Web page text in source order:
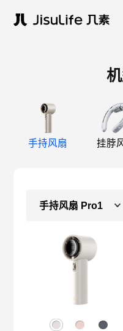
手持风扇 挂脖
手持风扇 Pro1